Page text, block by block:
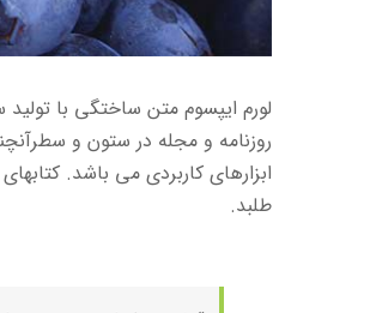
لورم ایپسوم متن ساختگی با
روزنامه و مجله در ستون و
ابزارهای کاربردی می باشد.
طلبد.